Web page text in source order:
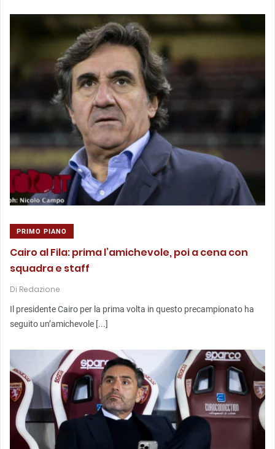
PRIMO PIANO
Cairo al Fila: prima l’amichevole, poi a cena con
squadra e staff
Di Redazione
Il presidente Cairo per la prima volta in questo precampionato ha
seguito un’amichevole [...]